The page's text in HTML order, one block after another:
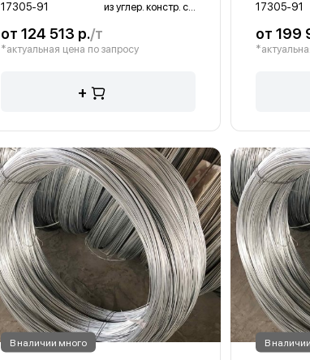
17305-91
из углер. констр. стали
от 124 513 р./т
*актуальная цена по запросу
+
17305-91
от 199
В наличии много В